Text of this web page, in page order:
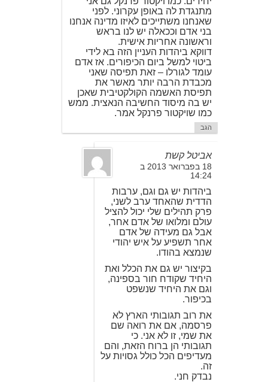
מתנגדת לה באופן עקרוני. לפני
שאנחנו משתייכים לאיזו מדינה אנחנו
בני אדם וככאלה יש לנו בראש
וראשונה אחריות אישית.
דווקא ביהדות העניין הזה בא לידי
ביטוי למשל ביום הכיפורים. אז אדם
עומד לגורלו – זאת תפיסה שאני
מכבדת הרבה יותר מאשר את
תפיסת האשמה הקולקטיבית שאכן
יש בה מיסוד החשיבה הנאצית. ממש
כמו שויקטור פרנקל אמר.
הגב
אביטל קשת
18 בפברואר 2013 ב
14:24
ביהדות יש גם וגם, ערבות
הדדית שהאחד ערב לשני,
פרק תהילים שלי יכול להציל
עולם ומלואו של אדם אחר,
אבל גם מעידה של אדם
אחר תשפיע על איש יהודי
שנמצא בהודו.
בקיצור יש גם את הכלל ואת
היחיד שקודח חור בספינה,
וגם את היחיד שנשפט
בכיפור.
את רוב תגובותי הארץ לא
פרסמה, אם את רואה שם
את שמי, זו לא אני. כי
תגובותי הן ברוח הזאת, והם
מעדיפים הכל כולל גסויות על
זה.
נבדק חני.